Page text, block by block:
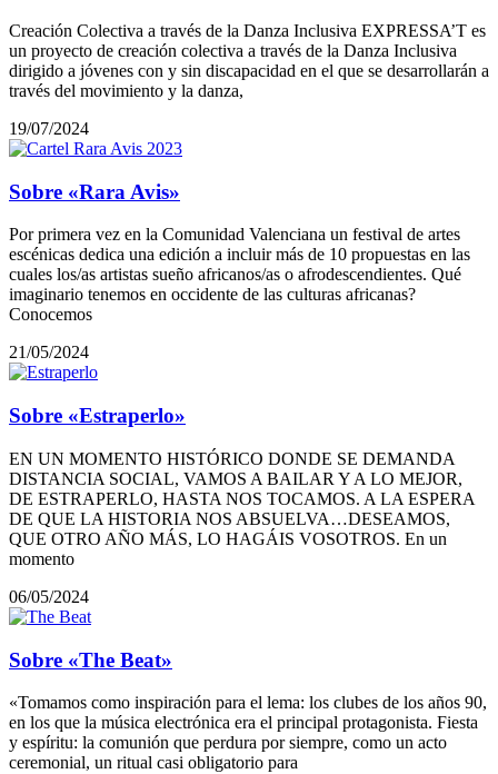
Creación Colectiva a través de la Danza Inclusiva EXPRESSA’T es
un proyecto de creación colectiva a través de la Danza Inclusiva
dirigido a jóvenes con y sin discapacidad en el que se desarrollarán a
través del movimiento y la danza,
19/07/2024
Sobre «Rara Avis»
Por primera vez en la Comunidad Valenciana un festival de artes
escénicas dedica una edición a incluir más de 10 propuestas en las
cuales los/as artistas sueño africanos/as o afrodescendientes. Qué
imaginario tenemos en occidente de las culturas africanas?
Conocemos
21/05/2024
Sobre «Estraperlo»
EN UN MOMENTO HISTÓRICO DONDE SE DEMANDA
DISTANCIA SOCIAL, VAMOS A BAILAR Y A LO MEJOR,
DE ESTRAPERLO, HASTA NOS TOCAMOS. A LA ESPERA
DE QUE LA HISTORIA NOS ABSUELVA…DESEAMOS,
QUE OTRO AÑO MÁS, LO HAGÁIS VOSOTROS. En un
momento
06/05/2024
Sobre «The Beat»
«Tomamos como inspiración para el lema: los clubes de los años 90,
en los que la música electrónica era el principal protagonista. Fiesta
y espíritu: la comunión que perdura por siempre, como un acto
ceremonial, un ritual casi obligatorio para